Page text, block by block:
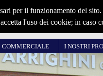
COMMERCIALE I NOSTRI